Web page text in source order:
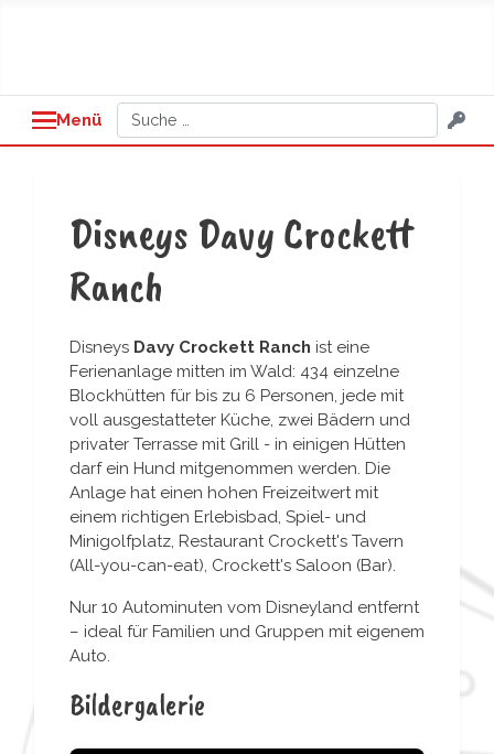
Menü Suchen
Disneys Davy Crockett
Ranch
Disneys Davy Crockett Ranch ist eine
Ferienanlage mitten im Wald: 434 einzelne
Blockhütten für bis zu 6 Personen, jede mit
voll ausgestatteter Küche, zwei Bädern und
privater Terrasse mit Grill - in einigen Hütten
darf ein Hund mitgenommen werden. Die
Anlage hat einen hohen Freizeitwert mit
einem richtigen Erlebisbad, Spiel- und
Minigolfplatz, Restaurant Crockett's Tavern
(All-you-can-eat), Crockett's Saloon (Bar).
Nur 10 Autominuten vom Disneyland entfernt
– ideal für Familien und Gruppen mit eigenem
Auto.
Bildergalerie